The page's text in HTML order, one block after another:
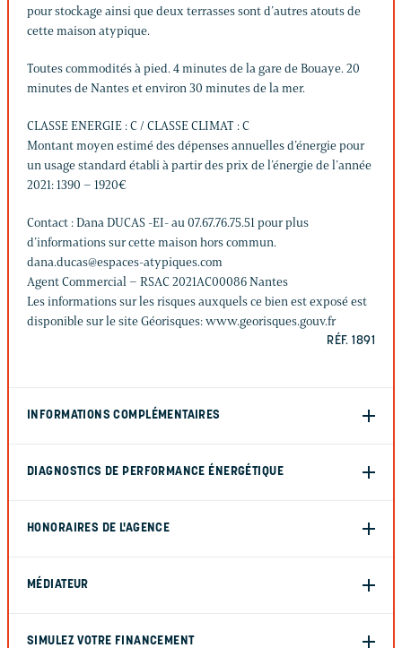
pour stockage ainsi que deux terrasses sont d’autres atouts de
cette maison atypique.
Toutes commodités à pied. 4 minutes de la gare de Bouaye. 20
minutes de Nantes et environ 30 minutes de la mer.
CLASSE ENERGIE : C / CLASSE CLIMAT : C
Montant moyen estimé des dépenses annuelles d’énergie pour
un usage standard établi à partir des prix de l’énergie de l’année
2021: 1390 – 1920€
Contact : Dana DUCAS -EI- au 07.67.76.75.51 pour plus
d’informations sur cette maison hors commun.
dana.ducas@espaces-atypiques.com
Agent Commercial – RSAC 2021AC00086 Nantes
Les informations sur les risques auxquels ce bien est exposé est
disponible sur le site Géorisques: www.georisques.gouv.fr
RÉF. 1891
INFORMATIONS COMPLÉMENTAIRES
DIAGNOSTICS DE PERFORMANCE ÉNERGÉTIQUE
HONORAIRES DE L'AGENCE
MÉDIATEUR
SIMULEZ VOTRE FINANCEMENT